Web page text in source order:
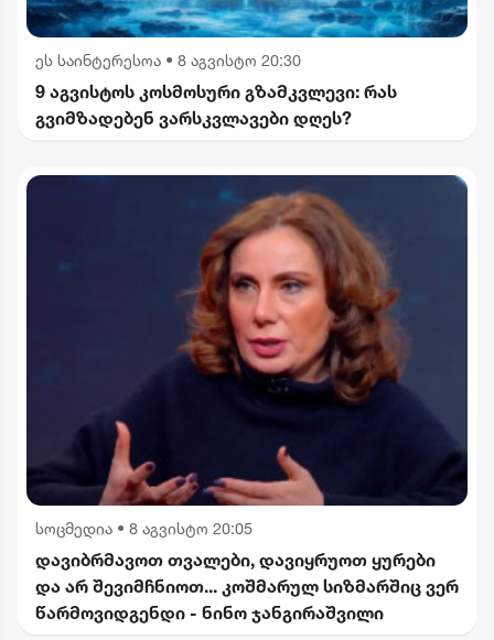
ეს საინტერესოა • 8 აგვისტო 20:30
9 აგვისტოს კოსმოსური გზამკვლევი: რას
გვიმზადებენ ვარსკვლავები დღეს?
სოცმედია • 8 აგვისტო 20:05
დავიბრმავოთ თვალები, დავიყრუოთ ყურები
და არ შევიმჩნიოთ... კოშმარულ სიზმარშიც ვერ
წარმოვიდგენდი - ნინო ჯანგირაშვილი